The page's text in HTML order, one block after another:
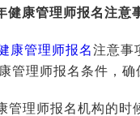
健康管理师报名注意
康管理师报名注意事
管理师报名条件，
管理师报名机构的时